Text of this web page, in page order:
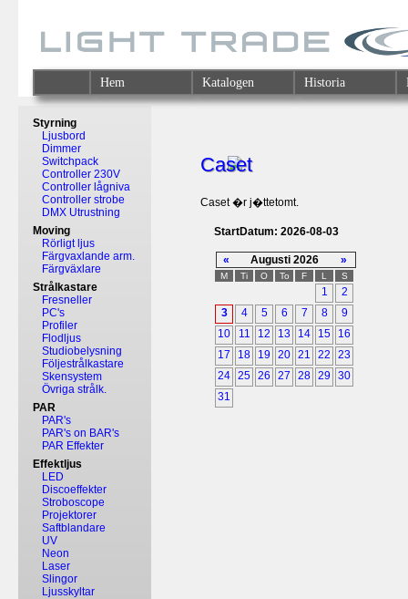
Hem Katalogen Historia
Styrning
Ljusbord
Dimmer
Switchpack
Controller 230V
Controller lågniva
Controller strobe
DMX Utrustning
Moving
Rörligt ljus
Färgvaxlande arm.
Färgväxlare
Strålkastare
Fresneller
PC's
Profiler
Flodljus
Studiobelysning
Följestrålkastare
Skensystem
Övriga strålk.
PAR
PAR's
PAR's on BAR's
PAR Effekter
Effektljus
LED
Discoeffekter
Stroboscope
Projektorer
Saftblandare
UV
Neon
Laser
Slingor
Ljusskyltar
Caset
Caset �r j�ttetomt.
StartDatum: 2026-08-03
« Augusti 2026 »
M Ti O To F L S
1
2
3
4 5 6 7 8
9
10
11 12 13 14 15
16
17
18 19 20 21 22
23
24 25 26 27 28 29
30
31